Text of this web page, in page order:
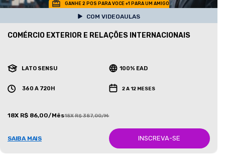
GANHE 2 POS PARA VOCE +1 PARA UM AMIGO
COM VIDEOAULAS
COMÉRCIO EXTERIOR E RELAÇÕES INTERNACIONAIS
LATO SENSU 100% EAD
360 A 720H 2 A 12 MESES
18X R$ 86,00/Mês18X R$ 387,00/Mês
SAIBA MAIS INSCREVA-SE